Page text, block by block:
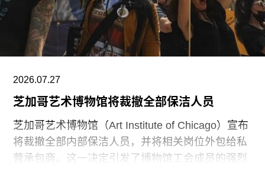
术互动。
阿布扎比古根海姆博物馆是阿布扎比耗资数十亿美
Cultural District）最新落成的文化机构之一。该文
化区还包括阿布扎比卢浮宫（Louvre Abu
2026.07.27
芝加哥艺术博物馆将裁撤全部保洁人员
芝加哥艺术博物馆（Art Institute of Chicago）宣布
将裁撤全部内部保洁人员，并将相关岗位外包给私
营承包商。这一决定引发了博物馆工会成员的强烈